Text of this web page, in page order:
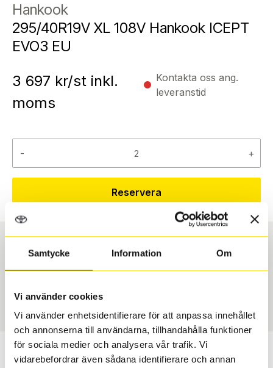
Samtycke Information Om
Vi använder cookies
Vi använder enhetsidentifierare för att anpassa innehållet
och annonserna till användarna, tillhandahålla funktioner
för sociala medier och analysera vår trafik. Vi
vidarebefordrar även sådana identifierare och annan
Hankook
295/40R19V XL 108V Hankook ICEPT
EVO3 EU
3 697 kr/st inkl.
moms
Kontakta oss ang.
leveranstid
- +
Reservera
Däcktyp
Vinter
Däckstorlek
295/40 R 19 108V
1688
Passar detta däck min bil?